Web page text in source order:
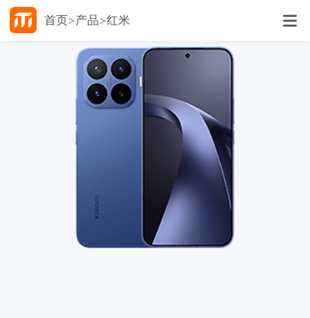
首页 产品 红米